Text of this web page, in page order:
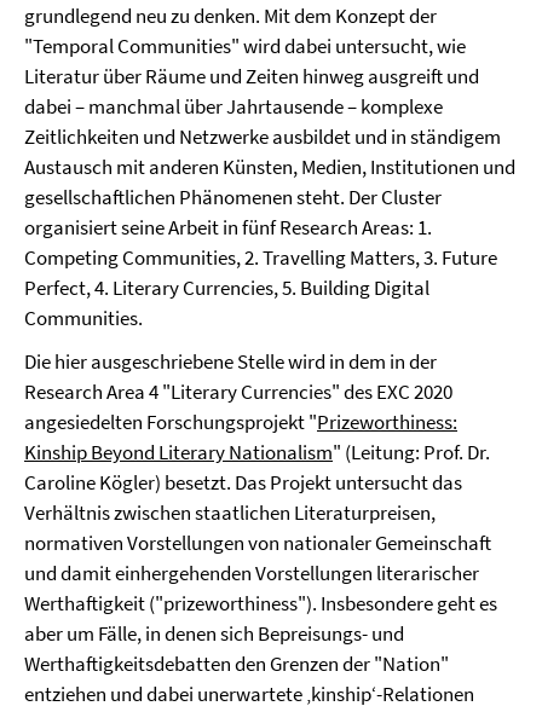
grundlegend neu zu denken. Mit dem Konzept der
"Temporal Communities" wird dabei untersucht, wie
Literatur über Räume und Zeiten hinweg ausgreift und
dabei – manchmal über Jahrtausende – komplexe
Zeitlichkeiten und Netzwerke ausbildet und in ständigem
Austausch mit anderen Künsten, Medien, Institutionen und
gesellschaftlichen Phänomenen steht. Der Cluster
organisiert seine Arbeit in fünf Research Areas: 1.
Competing Communities, 2. Travelling Matters, 3. Future
Perfect, 4. Literary Currencies, 5. Building Digital
Communities.
Die hier ausgeschriebene Stelle wird in dem in der
Research Area 4 "Literary Currencies" des EXC 2020
angesiedelten Forschungsprojekt "Prizeworthiness:
Kinship Beyond Literary Nationalism" (Leitung: Prof. Dr.
Caroline Kögler) besetzt. Das Projekt untersucht das
Verhältnis zwischen staatlichen Literaturpreisen,
normativen Vorstellungen von nationaler Gemeinschaft
und damit einhergehenden Vorstellungen literarischer
Werthaftigkeit ("prizeworthiness"). Insbesondere geht es
aber um Fälle, in denen sich Bepreisungs- und
Werthaftigkeitsdebatten den Grenzen der "Nation"
entziehen und dabei unerwartete ‚kinship‘-Relationen